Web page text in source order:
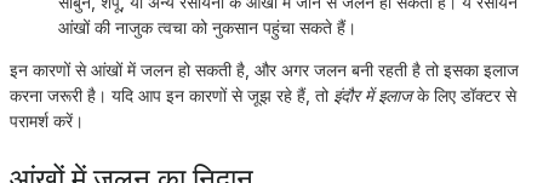
आंखों की नाजुक त्वचा को नुकसान पहुंचा सकते हैं।
इन कारणों से आंखों में जलन हो सकती है, और अगर जलन बनी रहती है तो इसका इलाज
करना जरूरी है। यदि आप इन कारणों से जूझ रहे हैं, तो इंदौर में इलाजके लिए डॉक्टर से
परामर्श करें।